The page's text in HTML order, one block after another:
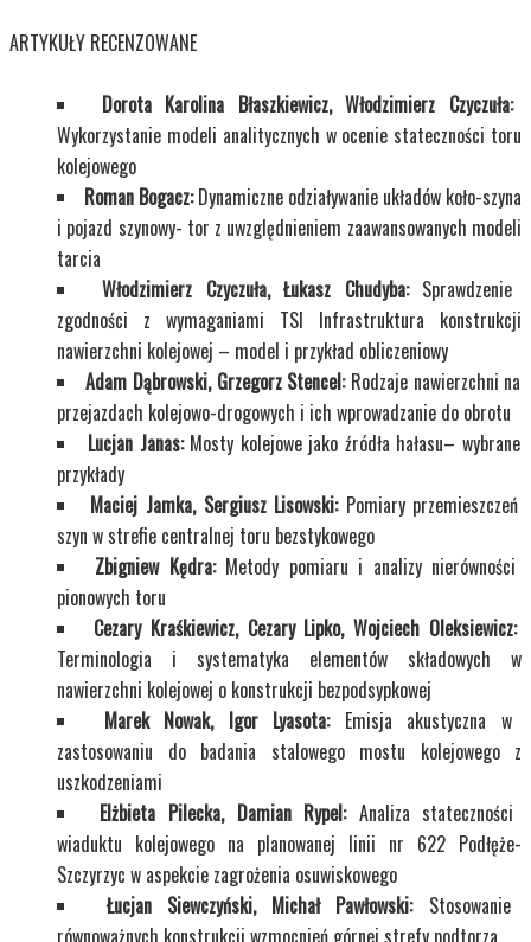
ARTYKUŁY RECENZOWANE
Dorota Karolina Błaszkiewicz, Włodzimierz Czyczuła:
Wykorzystanie modeli analitycznych w ocenie stateczności toru
kolejowego
Roman Bogacz:Dynamiczne odziaływanie układów koło-szyna
i pojazd szynowy- tor z uwzględnieniem zaawansowanych modeli
tarcia
Włodzimierz Czyczuła, Łukasz Chudyba: Sprawdzenie
zgodności z wymaganiami TSI Infrastruktura konstrukcji
nawierzchni kolejowej – model i przykład obliczeniowy
Adam Dąbrowski, Grzegorz Stencel: Rodzaje nawierzchni na
przejazdach kolejowo-drogowych i ich wprowadzanie do obrotu
Lucjan Janas: Mosty kolejowe jako źródła hałasu– wybrane
przykłady
Maciej Jamka, Sergiusz Lisowski: Pomiary przemieszczeń
szyn w strefie centralnej toru bezstykowego
Zbigniew Kędra: Metody pomiaru i analizy nierówności
pionowych toru
Cezary Kraśkiewicz, Cezary Lipko, Wojciech Oleksiewicz:
Terminologia i systematyka elementów składowych w
nawierzchni kolejowej o konstrukcji bezpodsypkowej
Marek Nowak, Igor Lyasota: Emisja akustyczna w
zastosowaniu do badania stalowego mostu kolejowego z
uszkodzeniami
Elżbieta Pilecka, Damian Rypel: Analiza stateczności
wiaduktu kolejowego na planowanej linii nr 622 Podłęże-
Szczyrzyc w aspekcie zagrożenia osuwiskowego
Łucjan Siewczyński, Michał Pawłowski: Stosowanie